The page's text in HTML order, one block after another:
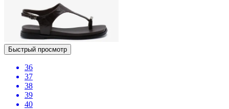
Быстрый просмотр
36
37
38
39
40